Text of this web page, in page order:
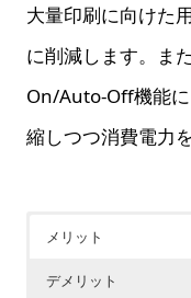
大量印刷に向けた
に削減します。ま
On/Auto-Off機能
縮しつつ消費電力
メリット
デメリット